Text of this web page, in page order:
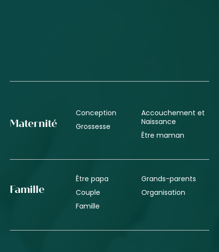
Maternité
Conception
Grossesse
Accouchement et
Naissance
Être maman
Famille
Être papa
Couple
Famille
Grands-parents
Organisation